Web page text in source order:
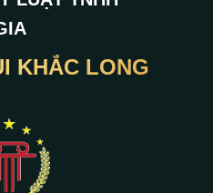
KHẮC LONG